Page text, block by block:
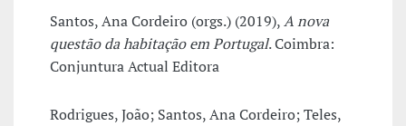
Santos, Ana Cordeiro (orgs.) (2019),A nova
questão da habitação em Portugal. Coimbra:
Conjuntura Actual Editora
Rodrigues, João; Santos, Ana Cordeiro; Teles,